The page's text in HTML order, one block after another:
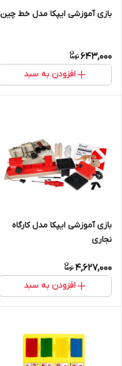
بازی آموزشی ایپکا مدل خط چین
643,000
افزودن به سبد
بازی آموزشی ایپکا مدل کارگاه
نجاری
4,627,000
افزودن به سبد